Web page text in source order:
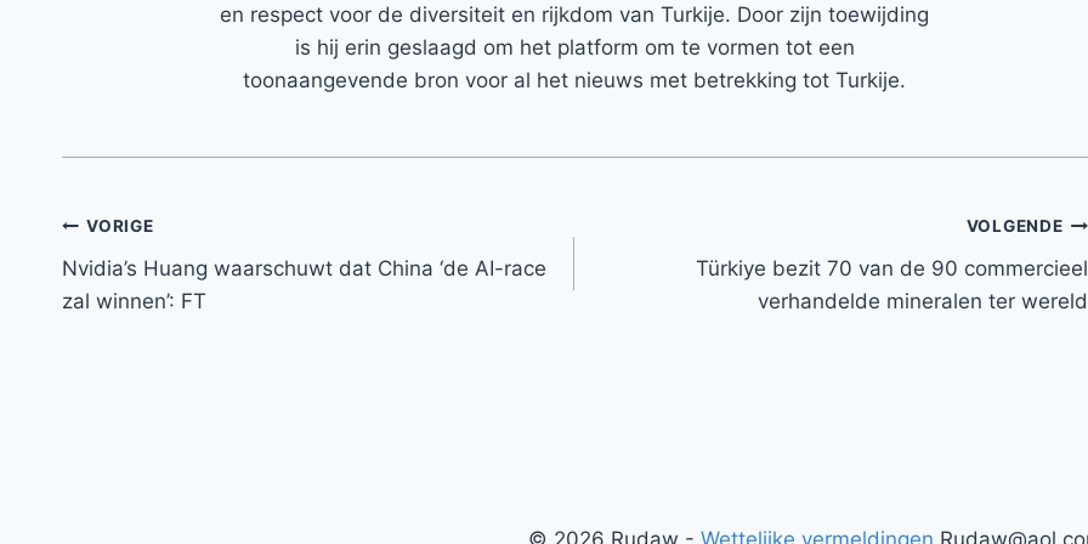
en respect voor de diversiteit en rijkdom van Turkije. Door zijn toewijding
is hij erin geslaagd om het platform om te vormen tot een
toonaangevende bron voor al het nieuws met betrekking tot Turkije.
Bericht
navigatie
VORIGE
Nvidia’s Huang waarschuwt dat China ‘de AI-race
zal winnen’: FT
VOLGENDE
Türkiye bezit 70 van de 90 commercieel
verhandelde mineralen ter wereld